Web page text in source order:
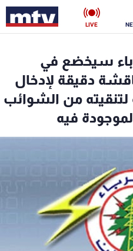
LIVE
سيخضع في
دقيقة لإدخال
من الشوائب
فيه
فن